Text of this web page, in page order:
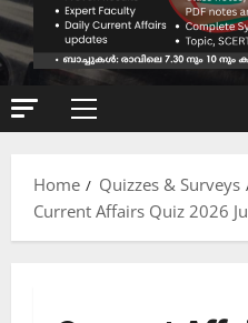
Primary
Home
Quizzes & Surveys
Current Affairs Quiz 2026